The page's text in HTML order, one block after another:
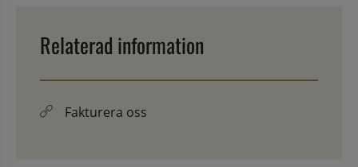
Relaterad information
Fakturera oss